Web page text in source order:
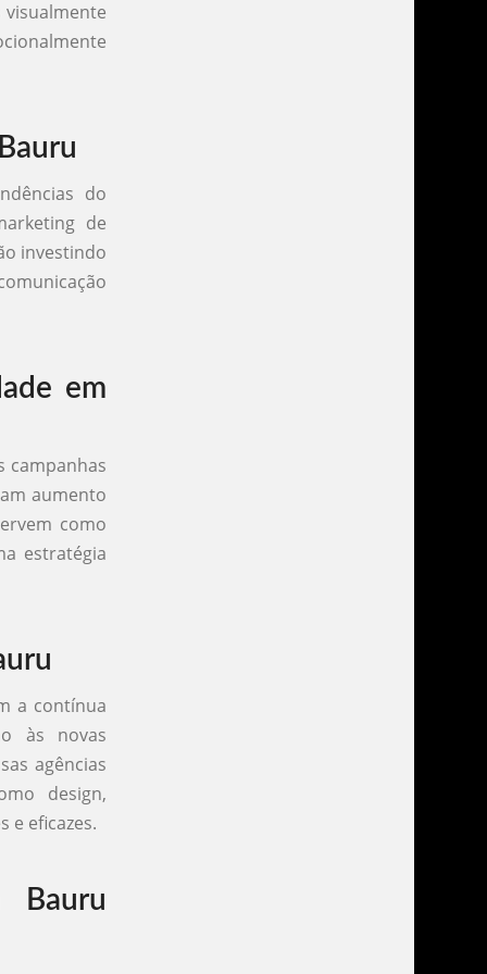
visualmente
do
de
investindo
em
campanhas
aumento
como
estratégia
a contínua
às novas
agências
design,
e eficazes.
Bauru